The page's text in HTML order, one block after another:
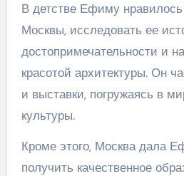
В детстве Ефиму нравилось
Москвы, исследовать ее
достопримечательности и
красотой архитектуры. Он
и выставки, погружаясь в
культуры.
Кроме этого, Москва дала
получить качественное